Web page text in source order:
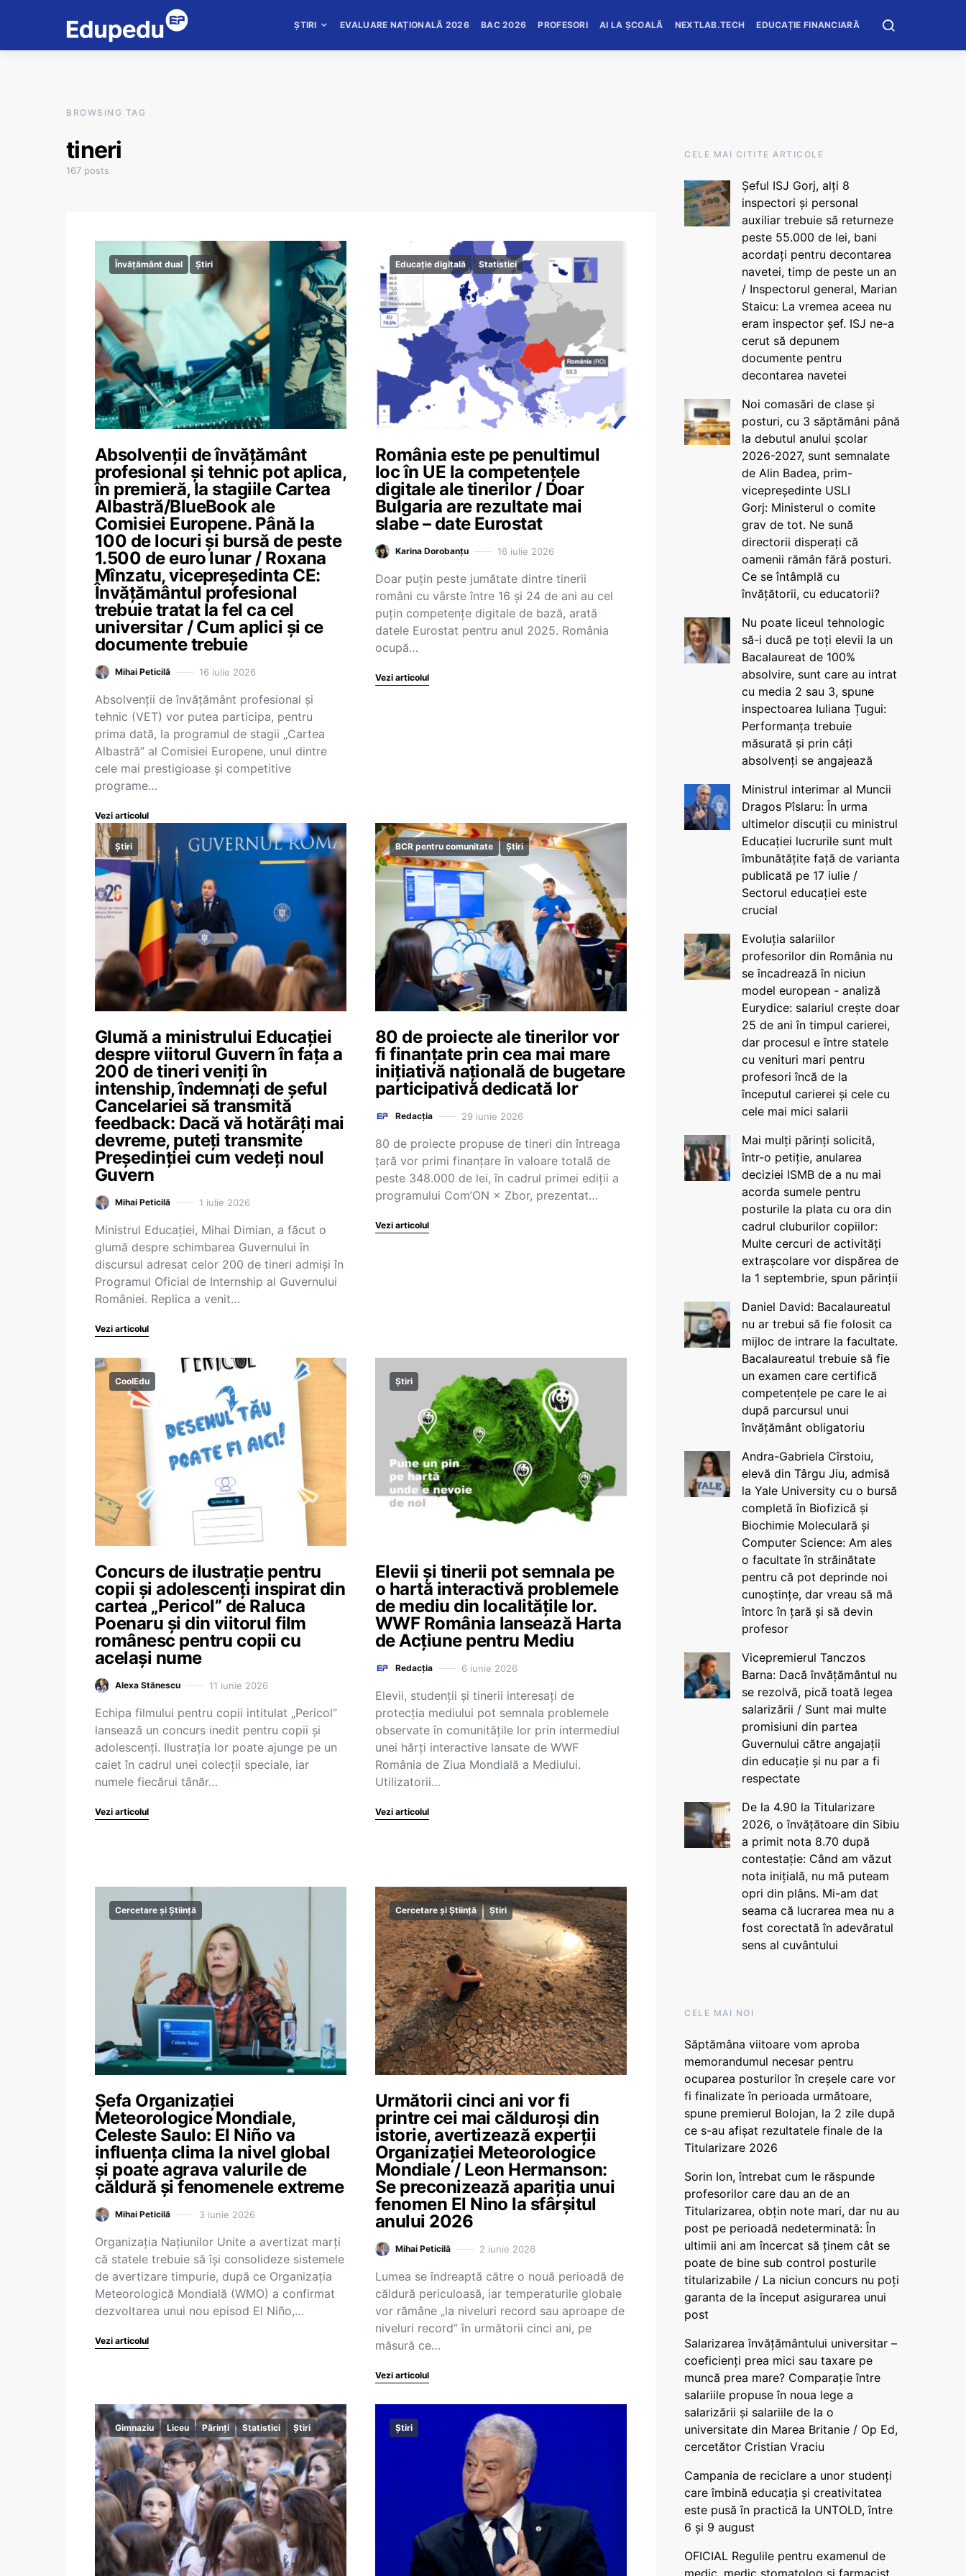
ȘTIRI EVALUARE NAȚIONALĂ 2026 BAC 2026 PROFESORI AI LA ȘCOALĂ NEXTLAB.TECH EDUCAȚIE FINANCIARĂ
BROWSING TAG
tineri
167 posts
Învățământ dual Știri
Absolvenții de învățământ
profesional și tehnic pot aplica,
în premieră, la stagiile Cartea
Albastră/BlueBook ale
Comisiei Europene. Până la
100 de locuri și bursă de peste
1.500 de euro lunar / Roxana
Mînzatu, vicepreședinta CE:
Învățământul profesional
trebuie tratat la fel ca cel
universitar / Cum aplici și ce
documente trebuie
Mihai Peticilă 16 iulie 2026
Absolvenții de învățământ profesional și
tehnic (VET) vor putea participa, pentru
prima dată, la programul de stagii „Cartea
Albastră” al Comisiei Europene, unul dintre
cele mai prestigioase și competitive
programe…
Vezi articolul
Educație digitală Statistici
România este pe penultimul
loc în UE la competențele
digitale ale tinerilor / Doar
Bulgaria are rezultate mai
slabe – date Eurostat
Karina Dorobanțu 16 iulie 2026
Doar puțin peste jumătate dintre tinerii
români cu vârste între 16 și 24 de ani au cel
puțin competențe digitale de bază, arată
datele Eurostat pentru anul 2025. România
ocupă…
Vezi articolul
Știri
Glumă a ministrului Educației
despre viitorul Guvern în fața a
200 de tineri veniți în
intenship, îndemnați de șeful
Cancelariei să transmită
feedback: Dacă vă hotărâți mai
devreme, puteți transmite
Președinției cum vedeți noul
Guvern
Mihai Peticilă 1 iulie 2026
Ministrul Educației, Mihai Dimian, a făcut o
glumă despre schimbarea Guvernului în
discursul adresat celor 200 de tineri admiși în
Programul Oficial de Internship al Guvernului
României. Replica a venit…
Vezi articolul
BCR pentru comunitate Știri
80 de proiecte ale tinerilor vor
fi finanțate prin cea mai mare
inițiativă națională de bugetare
participativă dedicată lor
Redacția 29 iunie 2026
80 de proiecte propuse de tineri din întreaga
țară vor primi finanțare în valoare totală de
peste 348.000 de lei, în cadrul primei ediții a
programului Com’ON × Zbor, prezentat…
Vezi articolul
CoolEdu
Concurs de ilustrație pentru
copii și adolescenți inspirat din
cartea „Pericol” de Raluca
Poenaru și din viitorul film
românesc pentru copii cu
același nume
Alexa Stănescu 11 iunie 2026
Echipa filmului pentru copii intitulat „Pericol”
lansează un concurs inedit pentru copii și
adolescenți. Ilustrația lor poate ajunge pe un
caiet în cadrul unei colecții speciale, iar
numele fiecărui tânăr…
Vezi articolul
Știri
Elevii și tinerii pot semnala pe
o hartă interactivă problemele
de mediu din localitățile lor.
WWF România lansează Harta
de Acțiune pentru Mediu
Redacția 6 iunie 2026
Elevii, studenții și tinerii interesați de
protecția mediului pot semnala problemele
observate în comunitățile lor prin intermediul
unei hărți interactive lansate de WWF
România de Ziua Mondială a Mediului.
Utilizatorii…
Vezi articolul
Cercetare și Știință
Șefa Organizației
Meteorologice Mondiale,
Celeste Saulo: El Niño va
influența clima la nivel global
și poate agrava valurile de
căldură și fenomenele extreme
Mihai Peticilă 3 iunie 2026
Organizația Națiunilor Unite a avertizat marți
că statele trebuie să își consolideze sistemele
de avertizare timpurie, după ce Organizația
Meteorologică Mondială (WMO) a confirmat
dezvoltarea unui nou episod El Niño,…
Vezi articolul
Cercetare și Știință Știri
Următorii cinci ani vor fi
printre cei mai călduroși din
istorie, avertizează experții
Organizației Meteorologice
Mondiale / Leon Hermanson:
Se preconizează apariția unui
fenomen El Nino la sfârșitul
anului 2026
Mihai Peticilă 2 iunie 2026
Lumea se îndreaptă către o nouă perioadă de
căldură periculoasă, iar temperaturile globale
vor rămâne „la niveluri record sau aproape de
niveluri record” în următorii cinci ani, pe
măsură ce…
Vezi articolul
Gimnaziu Liceu Părinți Statistici Știri Știri
CELE MAI CITITE ARTICOLE
Șeful ISJ Gorj, alți 8
inspectori și personal
auxiliar trebuie să returneze
peste 55.000 de lei, bani
acordați pentru decontarea
navetei, timp de peste un an
/ Inspectorul general, Marian
Staicu: La vremea aceea nu
eram inspector șef. ISJ ne-a
cerut să depunem
documente pentru
decontarea navetei
Noi comasări de clase și
posturi, cu 3 săptămâni până
la debutul anului școlar
2026-2027, sunt semnalate
de Alin Badea, prim-
vicepreședinte USLI
Gorj: Ministerul o comite
grav de tot. Ne sună
directorii disperați că
oamenii rămân fără posturi.
Ce se întâmplă cu
învățătorii, cu educatorii?
Nu poate liceul tehnologic
să-i ducă pe toți elevii la un
Bacalaureat de 100%
absolvire, sunt care au intrat
cu media 2 sau 3, spune
inspectoarea Iuliana Țugui:
Performanța trebuie
măsurată și prin câți
absolvenți se angajează
Ministrul interimar al Muncii
Dragos Pîslaru: În urma
ultimelor discuții cu ministrul
Educației lucrurile sunt mult
îmbunătățite față de varianta
publicată pe 17 iulie /
Sectorul educației este
crucial
Evoluția salariilor
profesorilor din România nu
se încadrează în niciun
model european - analiză
Eurydice: salariul crește doar
25 de ani în timpul carierei,
dar procesul e între statele
cu venituri mari pentru
profesori încă de la
începutul carierei și cele cu
cele mai mici salarii
Mai mulți părinți solicită,
într-o petiție, anularea
deciziei ISMB de a nu mai
acorda sumele pentru
posturile la plata cu ora din
cadrul cluburilor copiilor:
Multe cercuri de activități
extrașcolare vor dispărea de
la 1 septembrie, spun părinții
Daniel David: Bacalaureatul
nu ar trebui să fie folosit ca
mijloc de intrare la facultate.
Bacalaureatul trebuie să fie
un examen care certifică
competențele pe care le ai
după parcursul unui
învățământ obligatoriu
Andra-Gabriela Cîrstoiu,
elevă din Târgu Jiu, admisă
la Yale University cu o bursă
completă în Biofizică și
Biochimie Moleculară și
Computer Science: Am ales
o facultate în străinătate
pentru că pot deprinde noi
cunoștințe, dar vreau să mă
întorc în țară și să devin
profesor
Vicepremierul Tanczos
Barna: Dacă învățământul nu
se rezolvă, pică toată legea
salarizării / Sunt mai multe
promisiuni din partea
Guvernului către angajații
din educație și nu par a fi
respectate
De la 4.90 la Titularizare
2026, o învățătoare din Sibiu
a primit nota 8.70 după
contestație: Când am văzut
nota inițială, nu mă puteam
opri din plâns. Mi-am dat
seama că lucrarea mea nu a
fost corectată în adevăratul
sens al cuvântului
CELE MAI NOI
Săptămâna viitoare vom aproba
memorandumul necesar pentru
ocuparea posturilor în creșele care vor
fi finalizate în perioada următoare,
spune premierul Bolojan, la 2 zile după
ce s-au afișat rezultatele finale de la
Titularizare 2026
Sorin Ion, întrebat cum le răspunde
profesorilor care dau an de an
Titularizarea, obțin note mari, dar nu au
post pe perioadă nedeterminată: În
ultimii ani am încercat să ținem cât se
poate de bine sub control posturile
titularizabile / La niciun concurs nu poți
garanta de la început asigurarea unui
post
Salarizarea învățământului universitar –
coeficienți prea mici sau taxare pe
muncă prea mare? Comparație între
salariile propuse în noua lege a
salarizării și salariile de la o
universitate din Marea Britanie / Op Ed,
cercetător Cristian Vraciu
Campania de reciclare a unor studenți
care îmbină educația și creativitatea
este pusă în practică la UNTOLD, între
6 și 9 august
OFICIAL Regulile pentru examenul de
medic, medic stomatolog și farmacist